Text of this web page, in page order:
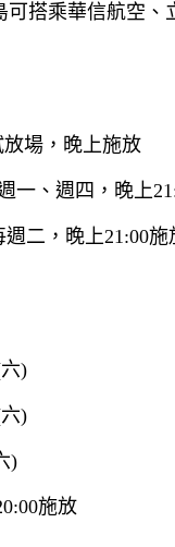
可搭乘華信航空、
放場，晚上施放
一、週四，晚上
週二，晚上21:00施
)
)
)
施放